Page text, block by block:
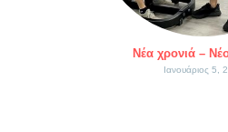
Νέα χρονιά –
Ιανουάριος 5,